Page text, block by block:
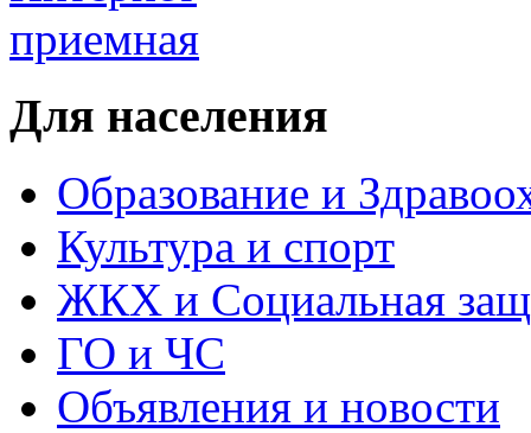
Для населения
Образование и
Культура и спорт
ЖКХ и Социальная
ГО и ЧС
Объявления и новости